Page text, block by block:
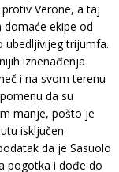
Verone, a taj
ekipe od
ubedljivijeg trijumfa.
iznenađenja
i na svom terenu
da su
manje, pošto je
isključen
da je Sasuolo
pogotka i dođe do